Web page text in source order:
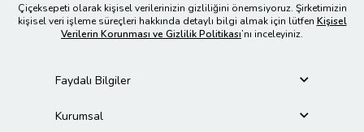
Çiçeksepeti olarak kişisel verilerinizin gizliliğini önemsiyoruz. Şirketimizin
kişisel veri işleme süreçleri hakkında detaylı bilgi almak için lütfen Kişisel
Verilerin Korunması ve Gizlilik Politikası’nı inceleyiniz.
Faydalı Bilgiler
Kurumsal